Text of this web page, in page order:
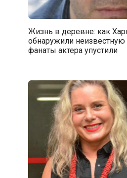
Жизнь в деревне: как
обнаружили неизвестную
фанаты актера упустили